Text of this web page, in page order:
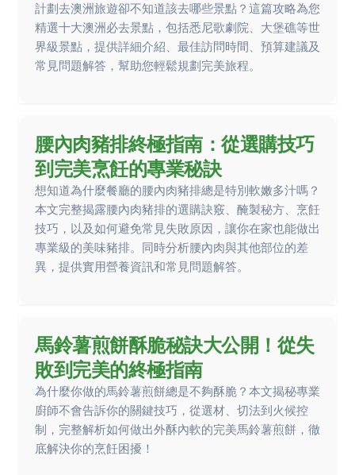
計劃去澳洲旅遊卻不知道該去哪些景點？這篇攻略為您
精選十大澳洲必去景點，包括悉尼歌劇院、大堡礁等世
界級景點，提供詳細介紹、最佳訪問時間、預算建議及
常見問題解答，幫助您輕鬆規劃完美旅程。
腰內肉豬排終極指南：從選購技巧
到完美烹飪的專業秘訣
想知道為什麼餐廳的腰內肉豬排總是特別軟嫩多汁嗎？
本文完整揭露腰內肉豬排的選購訣竅、醃製秘方、烹飪
技巧，以及如何避免常見失敗原因，讓你在家也能做出
專業級的美味豬排。同時分析腰內肉與其他部位的差
異，提供實用營養資訊和常見問題解答。
馬鈴薯煎餅酥脆秘訣大公開！從失
敗到完美的終極指南
為什麼你做的馬鈴薯煎餅總是不夠酥脆？本文揭秘專業
廚師不會告訴你的關鍵技巧，從選材、切法到火候控
制，完整解析如何做出外酥內軟的完美馬鈴薯煎餅，徹
底解決你的烹飪困擾！